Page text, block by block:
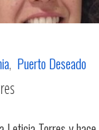
, Puerto Deseado